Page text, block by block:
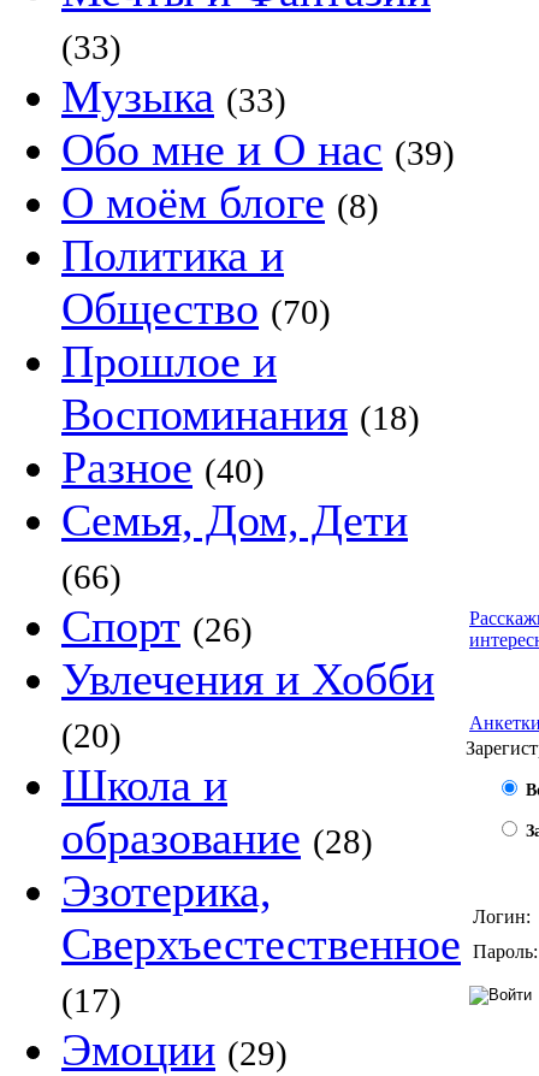
(33)
Музыка (33)
Обо мне и О нас (39)
О моём блоге (8)
Политика и
Общество (70)
Прошлое и
Воспоминания (18)
Разное (40)
Семья, Дом, Дети
(66)
Спорт (26)
Увлечения и Хобби
(20)
Школа и
образование (28)
Эзотерика,
Сверхъестественное
(17)
Эмоции (29)
Логин:
Пароль: